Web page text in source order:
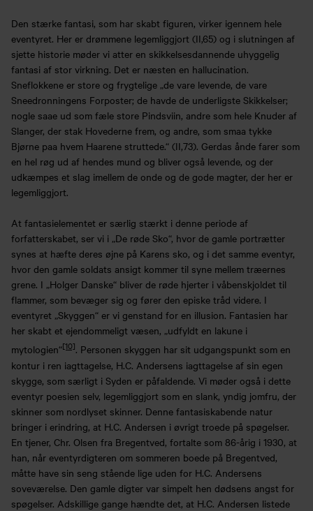
Den stærke fantasi, som har skabt figuren, virker igennem hele
eventyret. Her er drømmene legemliggjort (II,65) og i slutningen af
sjette historie møder vi atter en skikkelsesdannende uhyggelig
fantasi af stor virkning. Det er næsten en hallucination.
Sneflokkene er store og frygtelige „de vare levende, de vare
Sneedronningens Forposter; de havde de underligste Skikkelser;
nogle saae ud som fæle store Pindsviin, andre som hele Knuder af
Slanger, der stak Hovederne frem, og andre, som smaa tykke
Bjørne paa hvem Haarene struttede.“ (II,73). Gerdas ånde farer som
en hel røg ud af hendes mund og bliver også levende, og der
udkæmpes et slag imellem de onde og de gode magter, der her er
legemliggjort.
At fantasielementet er særlig stærkt i denne periode af
forfatterskabet, ser vi i „De røde Sko“, hvor de gamle portrætter
synes at hæfte deres øjne på Karens sko, og i det samme eventyr,
hvor den gamle soldats ansigt kommer til syne mellem træernes
grene. I „Holger Danske“ bliver de røde hjerter i våbenskjoldet til
flammer, som bevæger sig og fører den episke tråd videre. I
eventyret „Skyggen“ er vi genstand for en illusion. Fantasien har
her skabt et ejendommeligt væsen, „udfyldt en lakune i
mytologien“[10]. Personen skyggen har sit udgangspunkt som en
kontur i ren iagttagelse, H.C. Andersens iagttagelse af sin egen
skygge, som særligt i Syden er påfaldende. Vi møder også i dette
eventyr poesien selv, legemliggjort som en slank, yndig jomfru, der
skinner som nordlyset skinner. Denne fantasiskabende natur
bringer i erindring, at H.C. Andersen i øvrigt troede på spøgelser.
En tjener, Chr. Olsen fra Bregentved, fortalte som 86-årig i 1930, at
han, når eventyrdigteren om sommeren boede på Bregentved,
måtte have sin seng stående lige uden for H.C. Andersens
soveværelse. Den gamle digter var simpelt hen dødsens angst for
spøgelser. Adskillige gange hændte det, at H.C. Andersen listede